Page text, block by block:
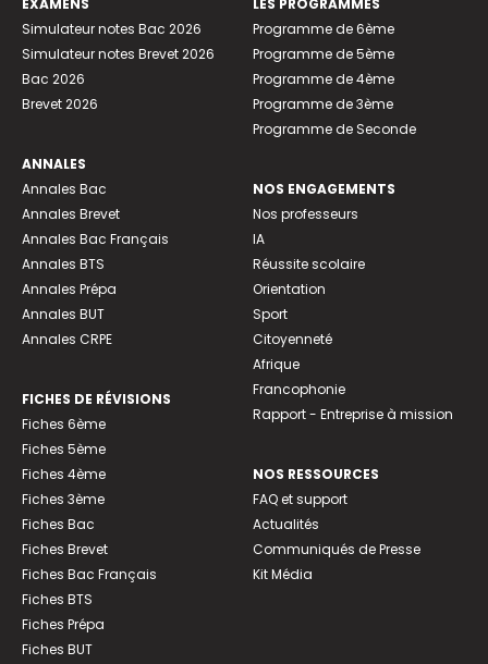
EXAMENS
Simulateur notes Bac 2026
Simulateur notes Brevet 2026
Bac 2026
Brevet 2026
ANNALES
Annales Bac
Annales Brevet
Annales Bac Français
Annales BTS
Annales Prépa
Annales BUT
Annales CRPE
FICHES DE RÉVISIONS
Fiches 6ème
Fiches 5ème
Fiches 4ème
Fiches 3ème
Fiches Bac
Fiches Brevet
Fiches Bac Français
Fiches BTS
Fiches Prépa
Fiches BUT
LES PROGRAMMES
Programme de 6ème
Programme de 5ème
Programme de 4ème
Programme de 3ème
Programme de Seconde
NOS ENGAGEMENTS
Nos professeurs
IA
Réussite scolaire
Orientation
Sport
Citoyenneté
Afrique
Francophonie
Rapport - Entreprise à mission
NOS RESSOURCES
FAQ et support
Actualités
Communiqués de Presse
Kit Média